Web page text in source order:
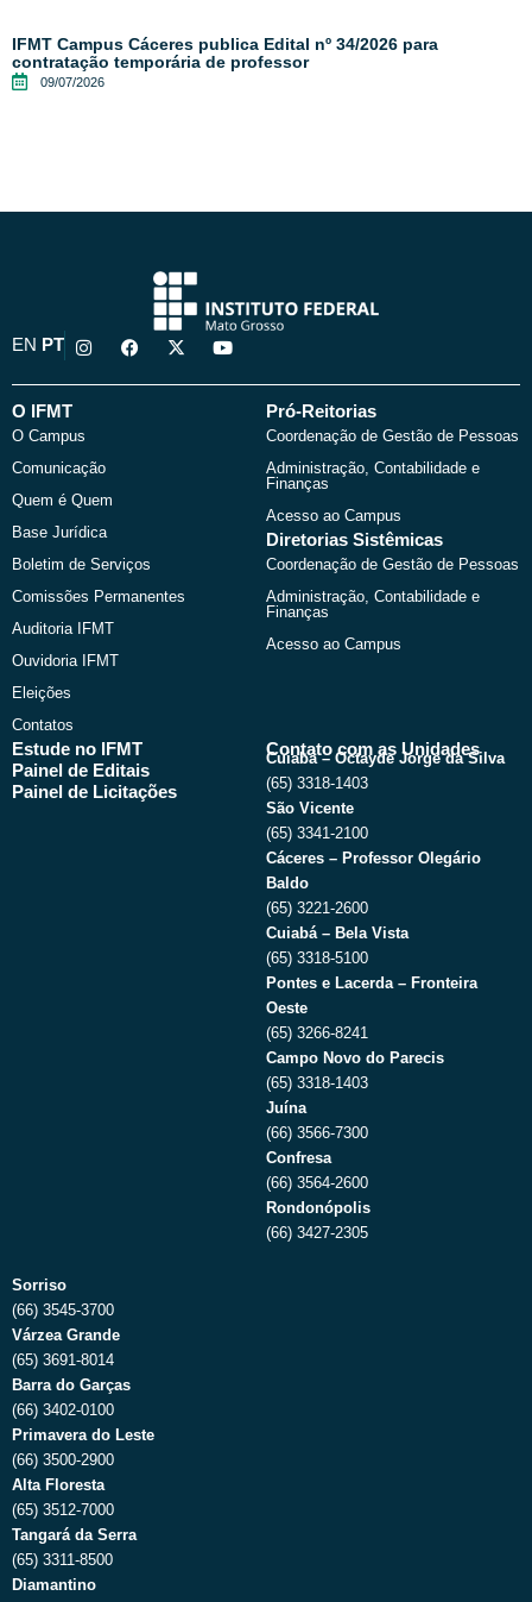
IFMT Campus Cáceres publica Edital nº 34/2026 para
contratação temporária de professor
09/07/2026
EN PT
I
n
t
r
a
m
F
a
e
X
-
w
Y
o
t
O IFMT
O Campus
Comunicação
Quem é Quem
Base Jurídica
Boletim de Serviços
Comissões Permanentes
Auditoria IFMT
Ouvidoria IFMT
Eleições
Contatos
Pró-Reitorias
Coordenação de Gestão de Pessoas
Administração, Contabilidade e
Finanças
Acesso ao Campus
Diretorias Sistêmicas
Coordenação de Gestão de Pessoas
Administração, Contabilidade e
Finanças
Acesso ao Campus
Estude no IFMT
Painel de Editais
Painel de Licitações
Contato com as Unidades
Cuiabá – Octayde Jorge da Silva
(65) 3318-1403
São Vicente
(65) 3341-2100
Cáceres – Professor Olegário
Baldo
(65) 3221-2600
Cuiabá – Bela Vista
(65) 3318-5100
Pontes e Lacerda – Fronteira
Oeste
(65) 3266-8241
Campo Novo do Parecis
(65) 3318-1403
Juína
(66) 3566-7300
Confresa
(66) 3564-2600
Rondonópolis
(66) 3427-2305
Sorriso
(66) 3545-3700
Várzea Grande
(65) 3691-8014
Barra do Garças
(66) 3402-0100
Primavera do Leste
(66) 3500-2900
Alta Floresta
(65) 3512-7000
Tangará da Serra
(65) 3311-8500
Diamantino